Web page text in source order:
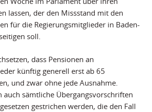
lassen, der den Missstand mit den
für die Regierungsmitglieder in Baden-
soll.
dass Pensionen an
künftig generell erst ab 65
und zwar ohne jede Ausnahme.
auch sämtliche Übergangsvorschriften
gestrichen werden, die den Fall